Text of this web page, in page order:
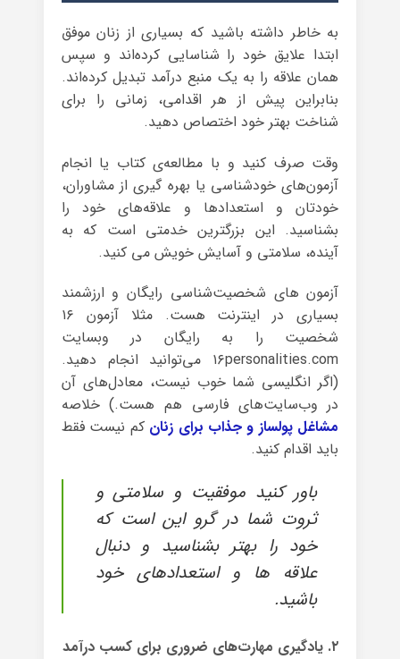
به خاطر داشته باشید که بسیاری از زنان موفق
ابتدا علایق خود را شناسایی کرده‌اند و سپس
همان علاقه را به یک منبع درآمد تبدیل کرده‌اند.
بنابراین پیش از هر اقدامی، زمانی را برای
شناخت بهتر خود اختصاص دهید.
وقت صرف کنید و با مطالعه‌ی کتاب یا انجام
آزمون‌های خودشناسی یا بهره گیری از مشاوران،
خودتان و استعدادها و علاقه‌های خود را
بشناسید. این بزرگترین خدمتی است که به
آینده، سلامتی و آسایش خویش می کنید.
آزمون های شخصیت‌شناسی رایگان و ارزشمند
بسیاری در اینترنت هست. مثلا آزمون ۱۶
شخصیت را به رایگان در وبسایت
۱۶personalities.com می‌توانید انجام دهید.
(اگر انگلیسی شما خوب نیست، معادل‌های آن
در وب‌سایت‌های فارسی هم هست.) خلاصه
مشاغل پولساز و جذاب برای زنان کم نیست فقط
باید اقدام کنید.
باور کنید موفقیت و سلامتی و
ثروت شما در گرو این است که
خود را بهتر بشناسید و دنبال
علاقه ها و استعدادهای خود
باشید.
۲. یادگیری مهارت‌های ضروری برای کسب درآمد